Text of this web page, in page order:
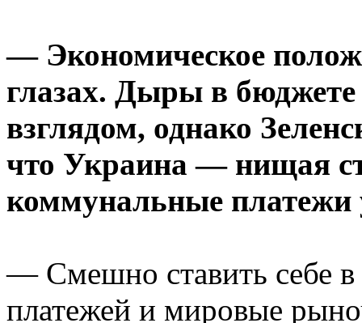
— Экономическое
глазах. Дыры в
взглядом, однако
что Украина — нищая
коммунальные
— Смешно ставить себе в
платежей и мировые